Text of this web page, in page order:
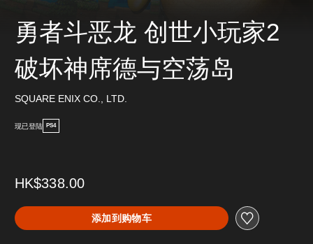
勇者斗恶龙 创世小玩家2
破坏神席德与空荡岛
SQUARE ENIX CO., LTD.
现已登陆 PS4
HK$338.00
添加到购物车